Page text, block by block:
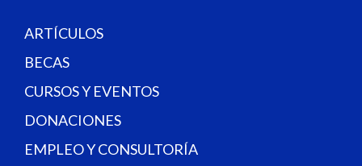
.
ARTÍCULOS
BECAS
CURSOS Y EVENTOS
DONACIONES
EMPLEO Y CONSULTORÍA